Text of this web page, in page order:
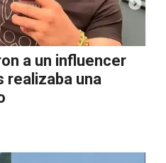
a un influencer
realizaba una